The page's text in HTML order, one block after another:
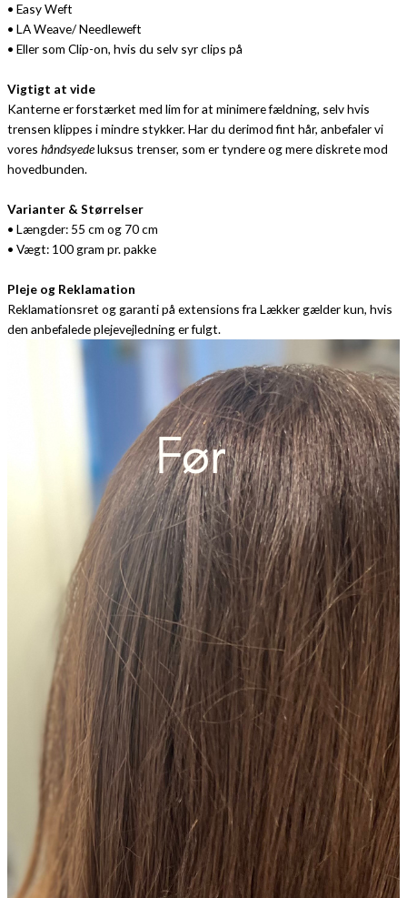
• Easy Weft
• LA Weave/ Needleweft
• Eller som Clip-on, hvis du selv syr clips på
Vigtigt at vide
Kanterne er forstærket med lim for at minimere fældning, selv hvis
trensen klippes i mindre stykker. Har du derimod fint hår, anbefaler vi
vores håndsyedeluksus trenser, som er tyndere og mere diskrete mod
hovedbunden.
Varianter & Størrelser
• Længder: 55 cm og 70 cm
• Vægt: 100 gram pr. pakke
Pleje og Reklamation
Reklamationsret og garanti på extensions fra Lækker gælder kun, hvis
den anbefalede plejevejledning er fulgt.